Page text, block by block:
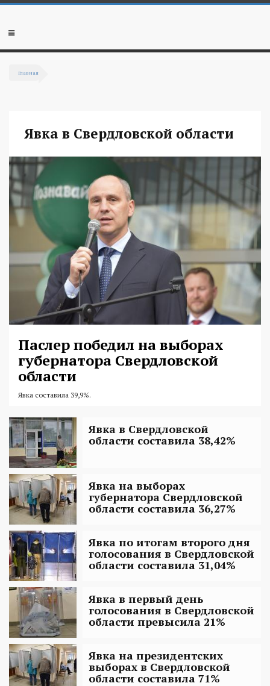
Перейти к основному содержанию
Мобильное
Главная
Явка в Свердловской области
Паслер победил на выборах
губернатора Свердловской
области
Явка составила 39,9%.
Явка в Свердловской
области составила 38,42%
Явка на выборах
губернатора Свердловской
области составила 36,27%
Явка по итогам второго дня
голосования в Свердловской
области составила 31,04%
Явка в первый день
голосования в Свердловской
области превысила 21%
Явка на президентских
выборах в Свердловской
области составила 71%